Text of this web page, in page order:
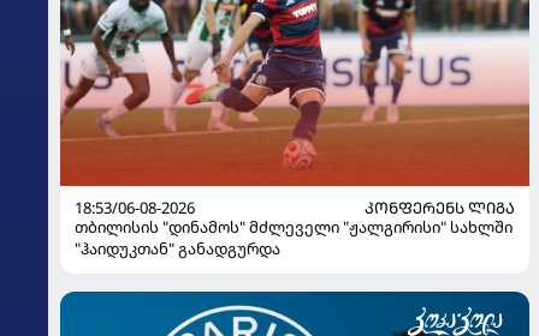
18:53/06-08-2026
ᲙᲝᲜᲤᲔᲠᲔᲜᲡ ᲚᲘᲒᲐ
თბილისის "დინამოს" მძლეველი "ჟალგირისი" სახლში
"ჰაიდუკთან" განადგურდა